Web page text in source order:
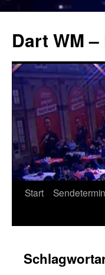
springen
Dart WM
Start